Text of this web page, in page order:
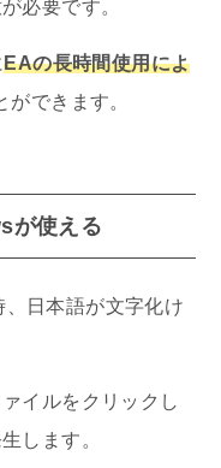
必要です。
EAの長時間使用によ
ができます。
が使える
日本語が文字化け
イルをクリックし
します。